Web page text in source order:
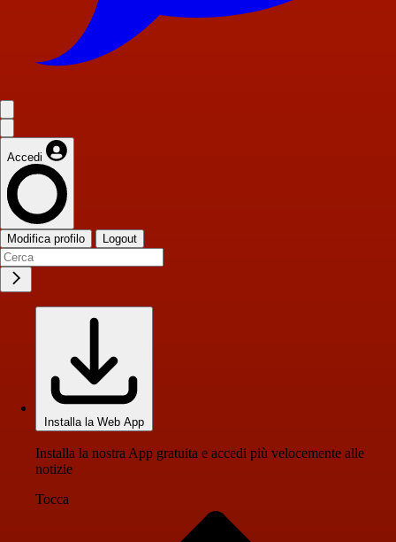
Accedi
Modifica profilo Logout
Installa la Web App
Installa la nostra App gratuita e accedi più velocemente alle
notizie
Tocca